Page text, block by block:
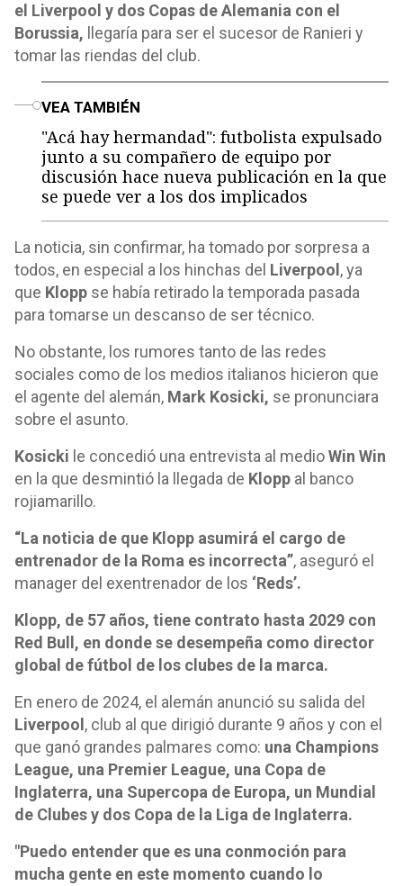
el Liverpool y dos Copas de Alemania con el
Borussia,
llegaría para ser el sucesor de Ranieri y
tomar las riendas del club.
VEA TAMBIÉN
"Acá hay hermandad": futbolista expulsado
junto a su compañero de equipo por
discusión hace nueva publicación en la que
se puede ver a los dos implicados
La noticia, sin confirmar, ha tomado por sorpresa a
todos, en especial a los hinchas del Liverpool , ya
que Klopp se había retirado la temporada pasada
para tomarse un descanso de ser técnico.
No obstante, los rumores tanto de las redes
sociales como de los medios italianos hicieron que
el agente del alemán, Mark Kosicki, se pronunciara
sobre el asunto.
Kosicki le concedió una entrevista al medioWin Win
en la que desmintió la llegada de Klopp al banco
rojiamarillo.
“La noticia de que Klopp asumirá el cargo de
entrenador de la Roma es incorrecta”, aseguró el
manager del exentrenador de los ‘Reds’.
Klopp, de 57 años, tiene contrato hasta 2029 con
Red Bull, en donde se desempeña como director
global de fútbol de los clubes de la marca.
En enero de 2024, el alemán anunció su salida del
Liverpool , club al que dirigió durante 9 años y con el
que ganó grandes palmares como: una Champions
League, una Premier League, una Copa de
Inglaterra, una Supercopa de Europa, un Mundial
de Clubes y dos Copa de la Liga de Inglaterra.
"Puedo entender que es una conmoción para
mucha gente en este momento cuando lo